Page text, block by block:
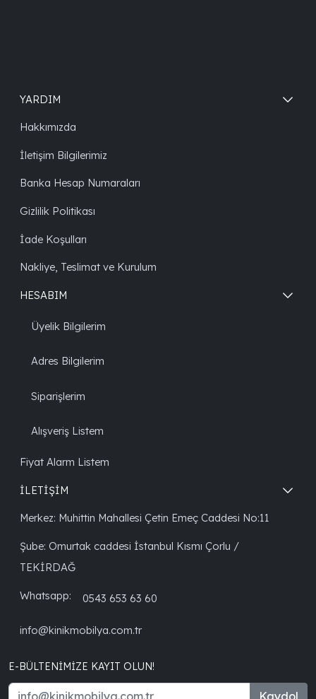
YARDIM
Hakkımızda
İletişim Bilgilerimiz
Banka Hesap Numaraları
Gizlilik Politikası
İade Koşulları
Nakliye, Teslimat ve Kurulum
HESABIM
Üyelik Bilgilerim
Adres Bilgilerim
Siparişlerim
Alışveriş Listem
Fiyat Alarm Listem
İLETİŞİM
Merkez: Muhittin Mahallesi Çetin Emeç Caddesi No:11
Şube: Omurtak caddesi İstanbul Kısmı Çorlu /
TEKİRDAĞ
Whatsapp: 0543 653 63 60
info@kinikmobilya.com.tr
E-BÜLTENIMIZE KAYIT OLUN!
Kaydol